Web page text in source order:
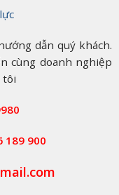
dẫn quý khách.
cùng doanh nghiệp
tôi
189 900